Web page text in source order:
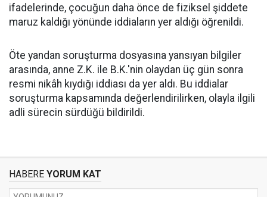
ifadelerinde, çocuğun daha önce de fiziksel şiddete
maruz kaldığı yönünde iddiaların yer aldığı öğrenildi.
Öte yandan soruşturma dosyasına yansıyan bilgiler
arasında, anne Z.K. ile B.K.'nin olaydan üç gün sonra
resmi nikâh kıydığı iddiası da yer aldı. Bu iddialar
soruşturma kapsamında değerlendirilirken, olayla ilgili
adli sürecin sürdüğü bildirildi.
HABERE YORUM KAT